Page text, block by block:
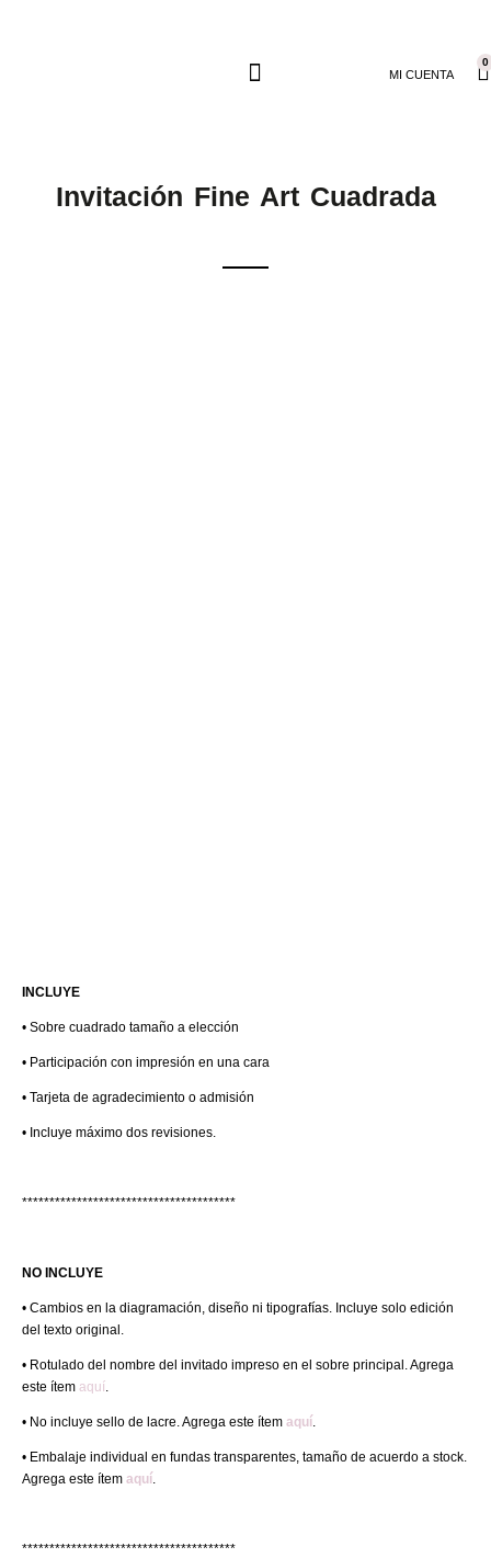
MI CUENTA
0
Invitación Fine Art Cuadrada
INCLUYE
• Sobre cuadrado tamaño a elección
• Participación con impresión en una cara
• Tarjeta de agradecimiento o admisión
• Incluye máximo dos revisiones.
***************************************
NO INCLUYE
• Cambios en la diagramación, diseño ni tipografías. Incluye solo edición
del texto original.
• Rotulado del nombre del invitado impreso en el sobre principal. Agrega
este ítem aquí.
• No incluye sello de lacre. Agrega este ítem aquí.
• Embalaje individual en fundas transparentes, tamaño de acuerdo a stock.
Agrega este ítem aquí.
***************************************